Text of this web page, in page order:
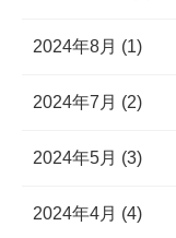
2024年8月 (1)
2024年7月 (2)
2024年5月 (3)
2024年4月 (4)